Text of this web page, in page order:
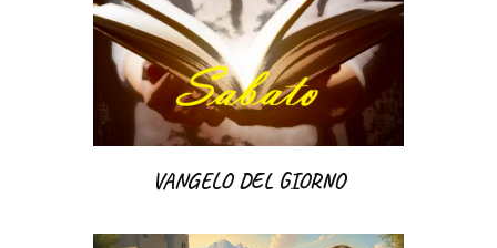
VANGELO DEL GIORNO